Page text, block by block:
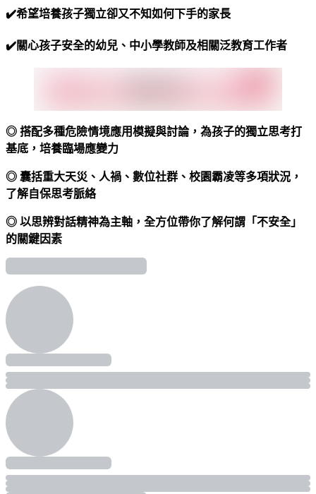
✔️希望培養孩子獨立卻又不知如何下手的家長
✔️關心孩子安全的幼兒、中小學教師及相關泛教育工作者
◎ 搭配多種危險情境應用模擬與討論，為孩子的獨立思考打
基底，培養臨場應變力
◎ 囊括重大天災、人禍、數位社群、校園霸凌等多項狀況，
了解自保思考脈絡
◎ 以思辨對話精神為主軸，全方位帶你了解何謂「不安全」
的關鍵因素